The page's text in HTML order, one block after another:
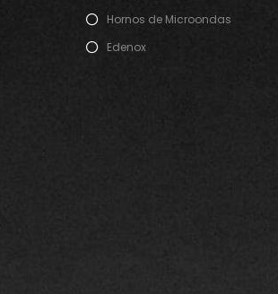
Hornos de Microondas
Edenox